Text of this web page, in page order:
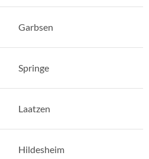
Garbsen
Springe
Laatzen
Hildesheim